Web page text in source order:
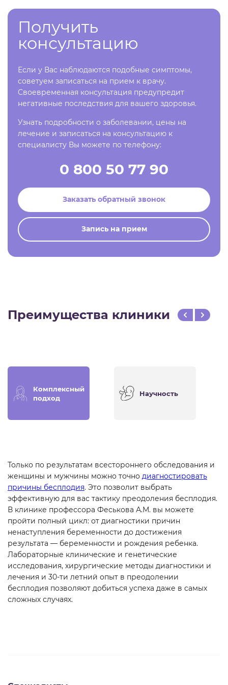
Получить
консультацию
Если у Вас наблюдаются подобные симптомы,
советуем записаться на прием к врачу.
Своевременная консультация предупредит
негативные последствия для вашего здоровья.
Узнать подробности о заболевании, цены на
лечение и записаться на консультацию к
специалисту Вы можете по телефону:
0 800 50 77 90
Заказать обратный звонок
Запись на прием
Преимущества клиники
Комплексный
подход
Научность
Только по результатам всестороннего обследования и
женщины и мужчины можно точно диагностировать
причины бесплодия. Это позволит выбрать
эффективную для вас тактику преодоления бесплодия.
В клинике профессора Феськова А.М. вы можете
пройти полный цикл: от диагностики причин
ненаступления беременности до достижения
результата — беременности и рождения ребенка.
Лабораторные клинические и генетические
исследования, хирургические методы диагностики и
лечения и 30-ти летний опыт в преодолении
бесплодия позволяют добиться успеха даже в самых
сложных случаях.